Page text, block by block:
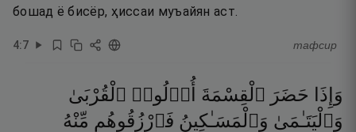
бошад ё бисёр, ҳиссаи муъайян аст.
4:7 тафсир
وَإِذَا حَضَرَ ٱلْقِسْمَةَ أُو۟لُوا۟ ٱلْقُرْبَىٰ
وَٱلْيَتَـٰمَىٰ وَٱلْمَسَـٰكِينُ فَٱرْزُقُوهُم مِّنْهُ